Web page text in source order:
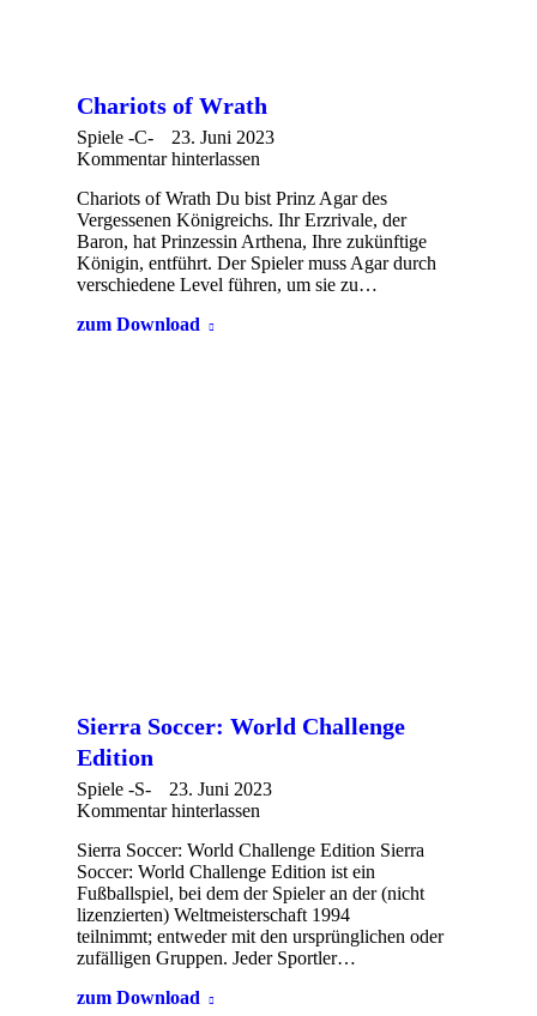
Chariots of Wrath
Spiele -C-
23. Juni 2023
Kommentar hinterlassen
Chariots of Wrath Du bist Prinz Agar des
Vergessenen Königreichs. Ihr Erzrivale, der
Baron, hat Prinzessin Arthena, Ihre zukünftige
Königin, entführt. Der Spieler muss Agar durch
verschiedene Level führen, um sie zu…
zum Download
Sierra Soccer: World Challenge
Edition
Spiele -S-
23. Juni 2023
Kommentar hinterlassen
Sierra Soccer: World Challenge Edition Sierra
Soccer: World Challenge Edition ist ein
Fußballspiel, bei dem der Spieler an der (nicht
lizenzierten) Weltmeisterschaft 1994
teilnimmt; entweder mit den ursprünglichen oder
zufälligen Gruppen. Jeder Sportler…
zum Download